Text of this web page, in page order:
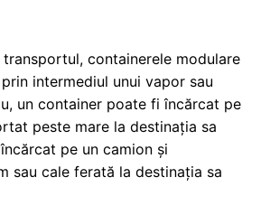
containerele modulare
intermediul unui vapor sau
un container poate fi încărcat pe
peste mare la destinația sa
pe un camion și
sau cale ferată la destinația sa